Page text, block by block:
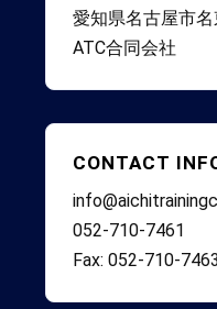
愛知県名古屋市
ATC合同会社
CONTACT
052-710-7461
Fax: 052-710-7463